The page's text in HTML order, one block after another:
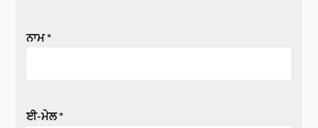
ਨਾਮ*
ਈ-ਮੇਲ*